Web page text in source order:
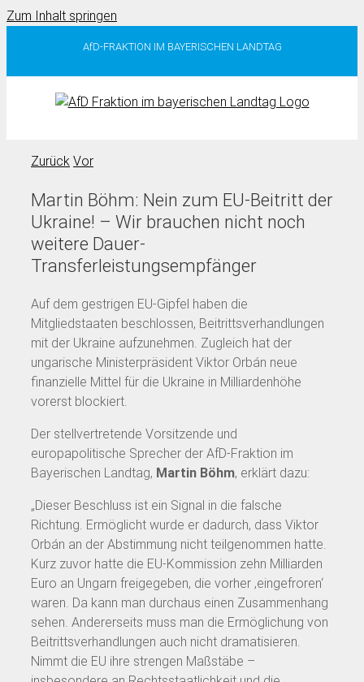
Zum Inhalt springen
AfD-FRAKTION IM BAYERISCHEN LANDTAG
Zurück Vor
Martin Böhm: Nein zum EU-Beitritt der
Ukraine! – Wir brauchen nicht noch
weitere Dauer-
Transferleistungsempfänger
Auf dem gestrigen EU-Gipfel haben die
Mitgliedstaaten beschlossen, Beitrittsverhandlungen
mit der Ukraine aufzunehmen. Zugleich hat der
ungarische Ministerpräsident Viktor Orbán neue
finanzielle Mittel für die Ukraine in Milliardenhöhe
vorerst blockiert.
Der stellvertretende Vorsitzende und
europapolitische Sprecher der AfD-Fraktion im
Bayerischen Landtag, Martin Böhm, erklärt dazu:
„Dieser Beschluss ist ein Signal in die falsche
Richtung. Ermöglicht wurde er dadurch, dass Viktor
Orbán an der Abstimmung nicht teilgenommen hatte.
Kurz zuvor hatte die EU-Kommission zehn Milliarden
Euro an Ungarn freigegeben, die vorher ‚eingefroren‘
waren. Da kann man durchaus einen Zusammenhang
sehen. Andererseits muss man die Ermöglichung von
Beitrittsverhandlungen auch nicht dramatisieren.
Nimmt die EU ihre strengen Maßstäbe –